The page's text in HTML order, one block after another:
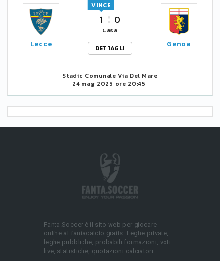
Lecce
1
VINCE
0
Casa
DETTAGLI
Genoa
Stadio Comunale Via Del Mare
24 mag 2026 ore 20:45
Fanta.Soccer è il sito web per giocare
online al fantacalcio gratis. Leghe private,
leghe pubbliche, probabili formazioni, voti
live, statistiche, quotazioni calciatori.